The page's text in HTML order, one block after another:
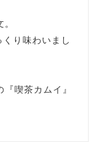
り味わいまし
喫茶カムイ』